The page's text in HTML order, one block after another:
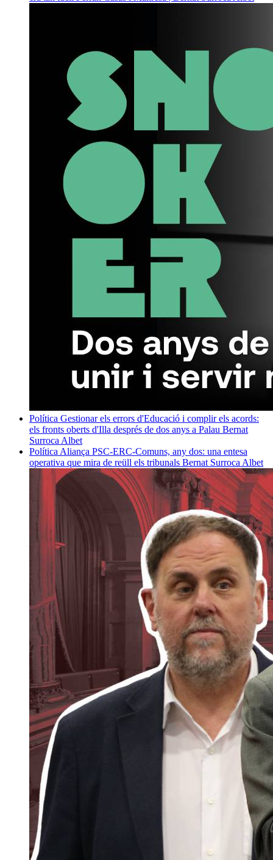
Política Gestionar els errors d'Educació i complir els acords:
els fronts oberts d'Illa després de dos anys a Palau Bernat
Surroca Albet
Política Aliança PSC-ERC-Comuns, any dos: una entesa
operativa que mira de reüll els tribunals Bernat Surroca Albet